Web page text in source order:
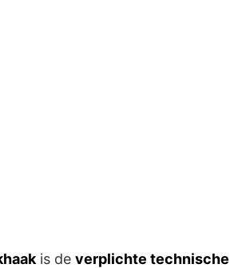
is de verplichte technische